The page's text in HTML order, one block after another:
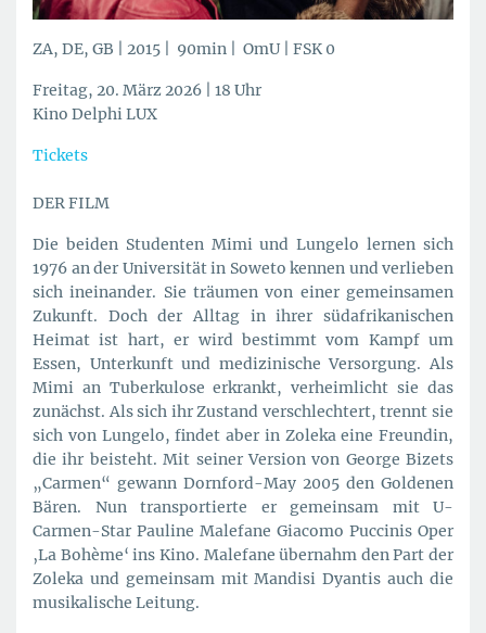
ZA, DE, GB | 2015 | 90min | OmU | FSK 0
Freitag, 20. März 2026 | 18 Uhr
Kino Delphi LUX
Tickets
DER FILM
Die beiden Studenten Mimi und Lungelo lernen sich
1976 an der Universität in Soweto kennen und verlieben
sich ineinander. Sie träumen von einer gemeinsamen
Zukunft. Doch der Alltag in ihrer südafrikanischen
Heimat ist hart, er wird bestimmt vom Kampf um
Essen, Unterkunft und medizinische Versorgung. Als
Mimi an Tuberkulose erkrankt, verheimlicht sie das
zunächst. Als sich ihr Zustand verschlechtert, trennt sie
sich von Lungelo, findet aber in Zoleka eine Freundin,
die ihr beisteht. Mit seiner Version von George Bizets
„Carmen“ gewann Dornford-May 2005 den Goldenen
Bären. Nun transportierte er gemeinsam mit U-
Carmen-Star Pauline Malefane Giacomo Puccinis Oper
‚La Bohème‘ ins Kino. Malefane übernahm den Part der
Zoleka und gemeinsam mit Mandisi Dyantis auch die
musikalische Leitung.